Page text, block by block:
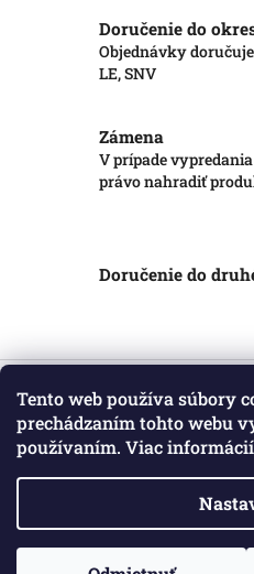
Tento web používa súbory
prechádzaním tohto webu
používaním. Viac informácií
Doručenie do
Objednávky
LE, SNV
Zámena
V prípade
právo nahradiť
Doručenie do
Z
Informácie pre vás
Obchodné podmienky
Copyright 2026